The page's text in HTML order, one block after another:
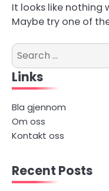
It looks like nothing
Maybe try one of
Search
for:
Links
Bla gjennom
Om oss
Kontakt oss
Recent Posts